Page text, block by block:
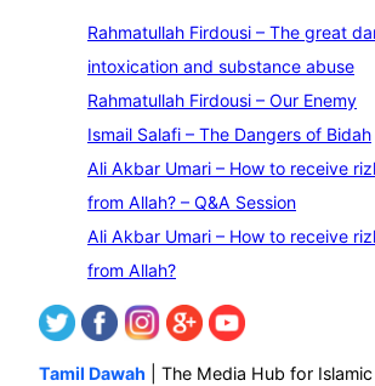
Rahmatullah Firdousi – The great
intoxication and substance abuse
Rahmatullah Firdousi – Our Enemy
Ismail Salafi – The Dangers of Bidah
Ali Akbar Umari – How to receive
from Allah? – Q&A Session
Ali Akbar Umari – How to receive
from Allah?
Tamil Dawah | The Media Hub for